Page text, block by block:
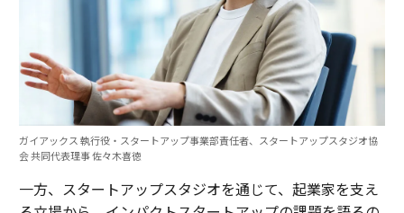
ガイアックス 執行役・スタートアップ事業部責任者、スタートアップスタジオ協
会 共同代表理事 佐々木喜徳
一方、スタートアップスタジオを通じて、起業家を支え